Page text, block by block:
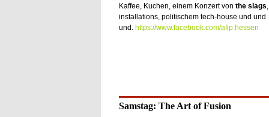
Kaffee, Kuchen, einem Konzert von the slags
installations, politischem tech-house und und
und. https://www.facebook.com/afip.hessen
Samstag: The Art of Fusion